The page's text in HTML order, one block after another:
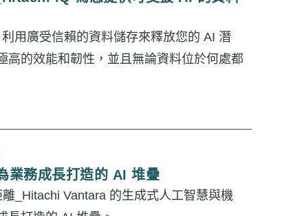
用廣受信賴的資料儲存來釋放您的 AI 潛
高的效能和韌性，並且無論資料位於何處都
業務成長打造的 AI 堆疊
_Hitachi Vantara 的生成式人工智慧與機